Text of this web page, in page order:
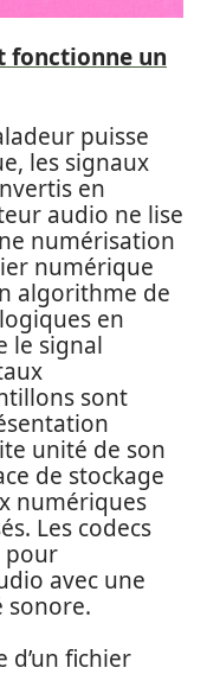
fonctionne un
puisse
les signaux
en
audio ne lise
numérisation
numérique
algorithme de
en
le signal
sont
unité de son
de stockage
numériques
Les codecs
pour
avec une
sonore.
d’un fichier